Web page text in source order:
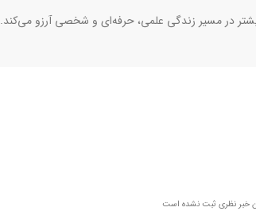
در مسیر زندگی علمی، حرفه‌ای و شخصی آرزو می‌کند.
خبر نظری ثبت نشده است